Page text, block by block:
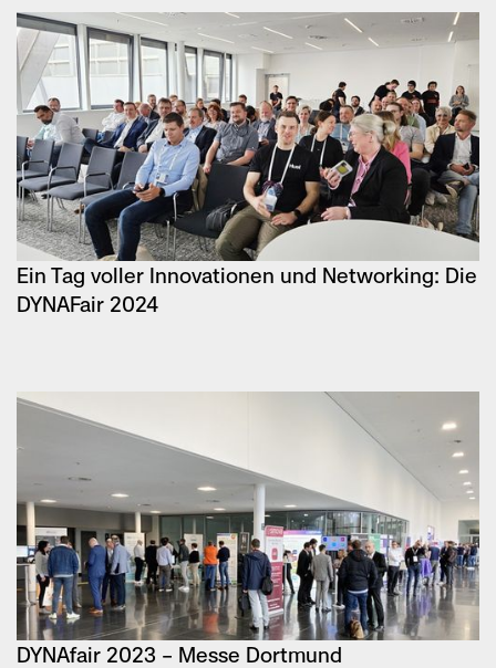
Ein Tag voller Innovationen und Networking: Die
DYNAFair 2024
DYNAfair 2023 – Messe Dortmund